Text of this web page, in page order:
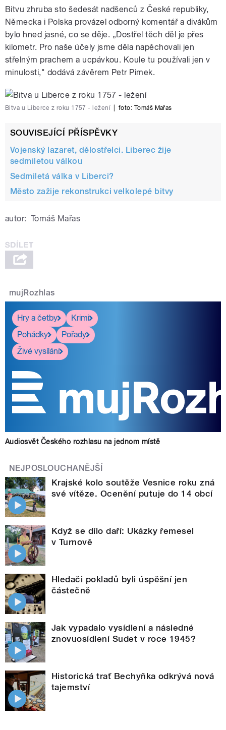
Bitvu zhruba sto šedesát nadšenců z České republiky,
Německa i Polska provázel odborný komentář a divákům
bylo hned jasné, co se děje. „Dostřel těch děl je přes
kilometr. Pro naše účely jsme děla napěchovali jen
střelným prachem a ucpávkou. Koule tu používali jen v
minulosti," dodává závěrem Petr Pimek.
Bitva u Liberce z roku 1757 - ležení foto: Tomáš Mařas
SOUVISEJÍCÍ PŘÍSPĚVKY
Vojenský lazaret, dělostřelci. Liberec žije
sedmiletou válkou
Sedmiletá válka v Liberci?
Město zažije rekonstrukci velkolepé bitvy
autor: Tomáš Mařas
mujRozhlas
Hry a četby
Krimi
Pohádky
Pořady
Živé vysílání
Audiosvět Českého rozhlasu na jednom místě
NEJPOSLOUCHANĚJŠÍ
Krajské kolo soutěže Vesnice roku zná
své vítěze. Ocenění putuje do 14 obcí
Když se dílo daří: Ukázky řemesel
v Turnově
Hledači pokladů byli úspěšní jen
částečně
Jak vypadalo vysídlení a následné
znovuosídlení Sudet v roce 1945?
Historická trať Bechyňka odkrývá nová
tajemství